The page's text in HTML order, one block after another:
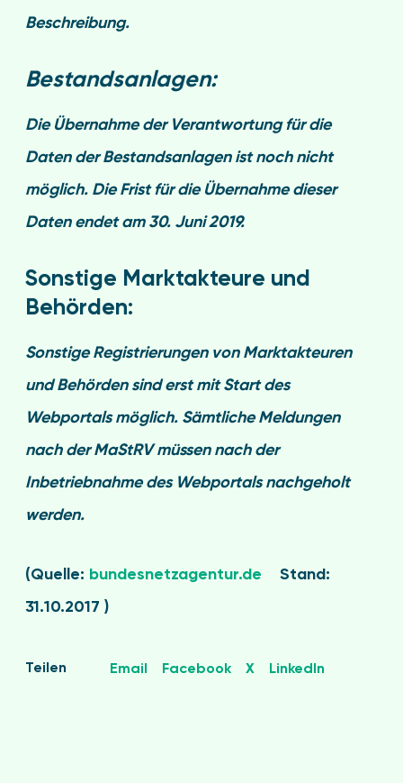
Beschreibung.
Bestandsanlagen:
Die Übernahme der Verantwortung für die
Daten derBestandsanlagenist noch nicht
möglich. Die Frist für die Übernahme dieser
Daten endet am 30. Juni 2019.
Sonstige Marktakteure und
Behörden:
Sonstige Registrierungen von Marktakteuren
und Behördensind erst mit Start des
Webportals möglich. Sämtliche Meldungen
nach der MaStRV müssen nach der
Inbetriebnahme des Webportals nachgeholt
werden.
(Quelle: bundesnetzagentur.de
Stand:
31.10.2017 )
Teilen Email Facebook X LinkedIn